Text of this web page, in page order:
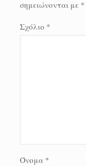
σημειώνονται με *
Σχόλιο *
Όνομα *